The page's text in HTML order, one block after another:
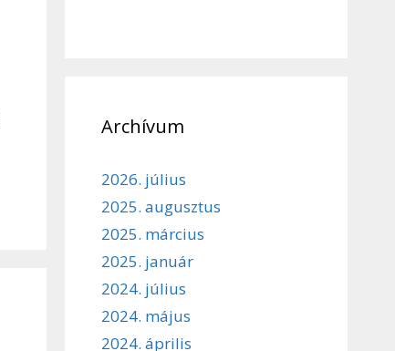
Archívum
2026. július
2025. augusztus
2025. március
2025. január
2024. július
2024. május
2024. április